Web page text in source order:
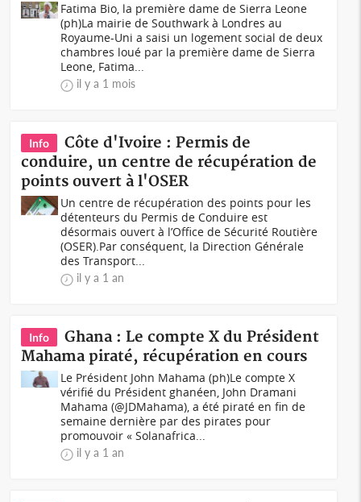
Fatima Bio, la première dame de Sierra Leone
(ph)La mairie de Southwark à Londres au
Royaume-Uni a saisi un logement social de deux
chambres loué par la première dame de Sierra
Leone, Fatima...
il y a 1 mois
Info
Côte d'Ivoire : Permis de
conduire, un centre de récupération de
points ouvert à l'OSER
Un centre de récupération des points pour les
détenteurs du Permis de Conduire est
désormais ouvert à l’Office de Sécurité Routière
(OSER).Par conséquent, la Direction Générale
des Transport...
il y a 1 an
Info
Ghana : Le compte X du Président
Mahama piraté, récupération en cours
Le Président John Mahama (ph)Le compte X
vérifié du Président ghanéen, John Dramani
Mahama (@JDMahama), a été piraté en fin de
semaine dernière par des pirates pour
promouvoir « Solanafrica...
il y a 1 an